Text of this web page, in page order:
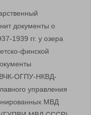
документы о
1939 гг. у озера
финской
ВЧК-ОГПУ-НКВД-
управления
МВД